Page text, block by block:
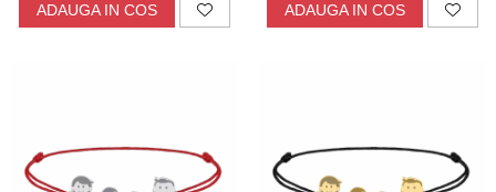
ADAUGA IN COS ADAUGA IN COS